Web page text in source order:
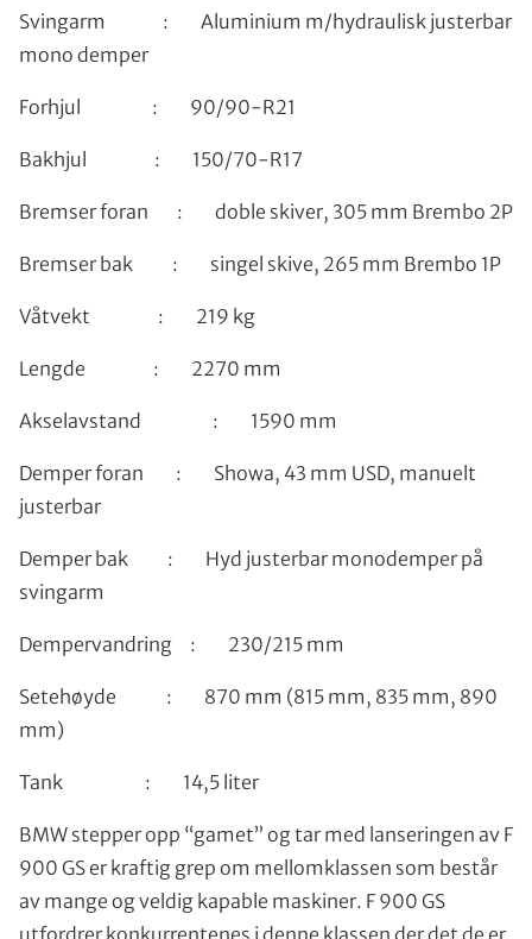
Svingarm : Aluminium m/hydraulisk justerbar
mono demper
Forhjul : 90/90-R21
Bakhjul : 150/70-R17
Bremser foran : doble skiver, 305 mm Brembo 2P
Bremser bak : singel skive, 265 mm Brembo 1P
Våtvekt : 219 kg
Lengde : 2270 mm
Akselavstand : 1590 mm
Demper foran : Showa, 43 mm USD, manuelt
justerbar
Demper bak : Hyd justerbar monodemper på
svingarm
Dempervandring : 230/215 mm
Setehøyde : 870 mm (815 mm, 835 mm, 890
mm)
Tank : 14,5 liter
BMW stepper opp “gamet” og tar med lanseringen av F
900 GS er kraftig grep om mellomklassen som består
av mange og veldig kapable maskiner. F 900 GS
utfordrer konkurrentenes i denne klassen der det de er